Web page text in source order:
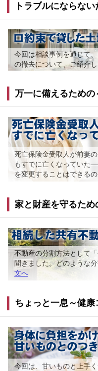
トラブルにならな
今回は相談事例を通じて
の撤去について、ご紹介し
万一に備えるため
死亡保険金受取人が前妻
もすでに亡くなっていた
を変更することはできるの
家と財産を守るた
不動産の分割方法として
聞きました。どのような
文へ
ちょっと一息～健康
今回は、甘いものと上手